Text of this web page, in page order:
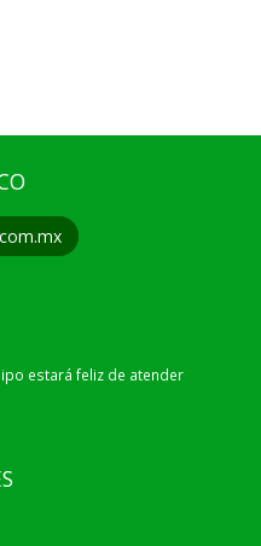
estará feliz de atender